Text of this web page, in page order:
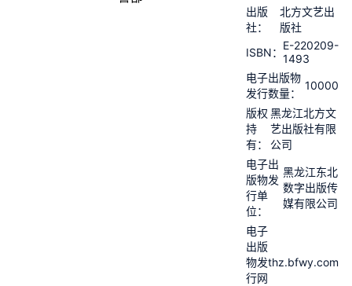
出版
社：
北方文艺出
版社
ISBN：
E-220209-
1493
电子出版物
发行数量：
10000
版权
持
有：
黑龙江北方文
艺出版社有限
公司
电子出
版物发
行单
位：
黑龙江东北
数字出版传
媒有限公司
电子
出版
物发
行网
thz.bfwy.com